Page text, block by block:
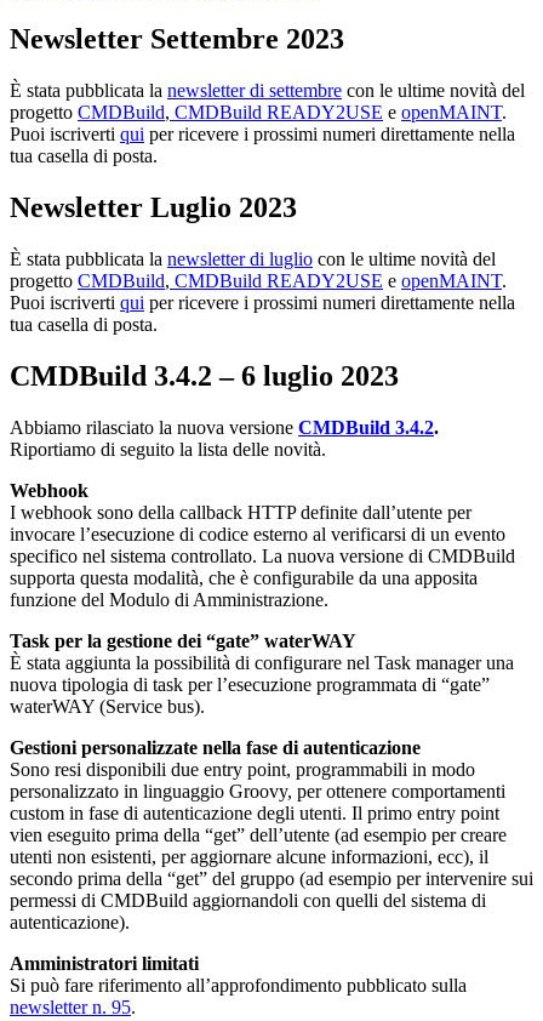
Newsletter Settembre 2023
È stata pubblicata la newsletter di settembre con le ultime novità del
progetto CMDBuild, CMDBuild READY2USE e openMAINT.
Puoi iscriverti qui per ricevere i prossimi numeri direttamente nella
tua casella di posta.
Newsletter Luglio 2023
È stata pubblicata la newsletter di luglio con le ultime novità del
progetto CMDBuild, CMDBuild READY2USE e openMAINT.
Puoi iscriverti qui per ricevere i prossimi numeri direttamente nella
tua casella di posta.
CMDBuild 3.4.2–6 luglio 2023
Abbiamo rilasciato la nuova versione CMDBuild 3.4.2.
Riportiamo di seguito la lista delle novità.
Webhook
I webhook sono della callback HTTP definite dall’utente per
invocare l’esecuzione di codice esterno al verificarsi di un evento
specifico nel sistema controllato. La nuova versione di CMDBuild
supporta questa modalità, che è configurabile da una apposita
funzione del Modulo di Amministrazione.
Task per la gestione dei “gate” waterWAY
È stata aggiunta la possibilità di configurare nel Task manager una
nuova tipologia di task per l’esecuzione programmata di “gate”
waterWAY (Service bus).
Gestioni personalizzate nella fase di autenticazione
Sono resi disponibili due entry point, programmabili in modo
personalizzato in linguaggio Groovy, per ottenere comportamenti
custom in fase di autenticazione degli utenti. Il primo entry point
vien eseguito prima della “get” dell’utente (ad esempio per creare
utenti non esistenti, per aggiornare alcune informazioni, ecc), il
secondo prima della “get” del gruppo (ad esempio per intervenire sui
permessi di CMDBuild aggiornandoli con quelli del sistema di
autenticazione).
Amministratori limitati
Si può fare riferimento all’approfondimento pubblicato sulla
newsletter n. 95.